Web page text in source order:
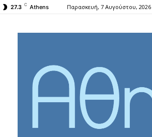
27.3 C Athens Παρασκευή, 7 Αυγούστου, 2026